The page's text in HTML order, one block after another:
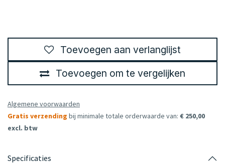
Toevoegen om te vergelijken
Toevoegen aan verlanglijst
Algemene voorwaarden
Gratis verzending bij minimale totale orderwaarde van: € 250,00
excl. btw
Specificaties